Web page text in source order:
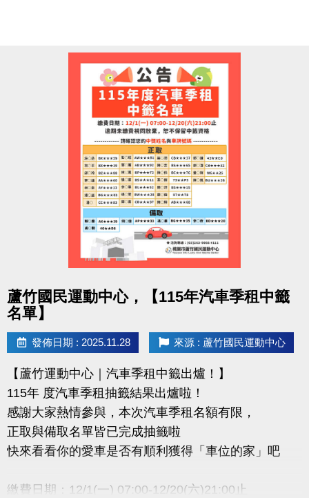
蘆竹國民運動中心，【115年汽車季租中籤
名單】
發佈日期 : 2025.11.28 來源 : 蘆竹國民運動中心
【蘆竹運動中心｜汽車季租中籤出爐！】
115年 度汽車季租抽籤結果出爐啦！
感謝大家熱情參與，本次汽車季租名額有限，
正取與備取名單皆已完成抽籤啦
快來看看你的愛車是否有順利獲得「車位的家」吧
繳費日期：12/1(一) 07:00-12/20(六)21:00止